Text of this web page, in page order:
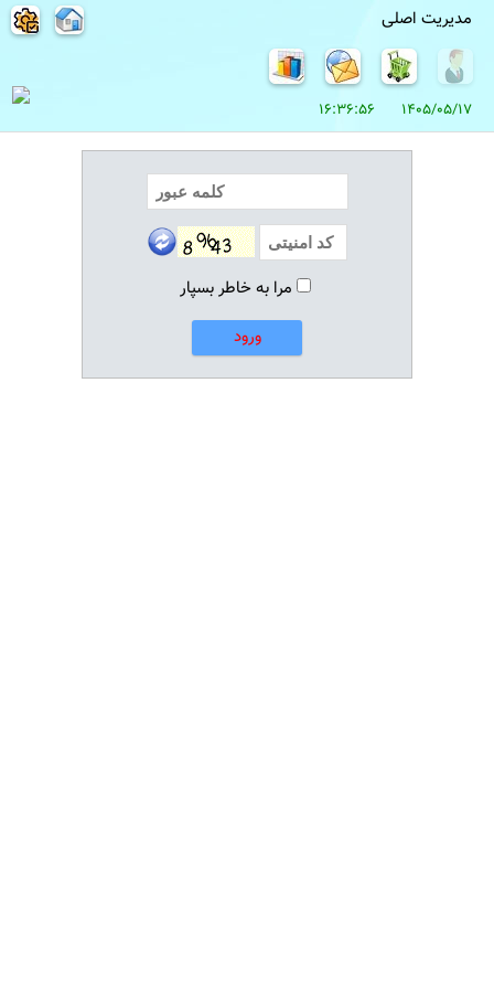
مدیریت اصلی
1405/05/17 16:36:56
مرا به خاطر بسپار